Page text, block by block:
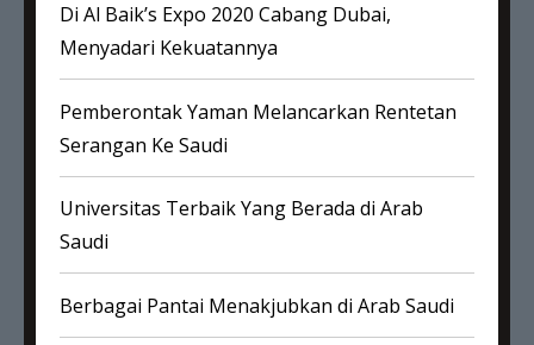
Di Al Baik’s Expo 2020 Cabang Dubai,
Menyadari Kekuatannya
Pemberontak Yaman Melancarkan Rentetan
Serangan Ke Saudi
Universitas Terbaik Yang Berada di Arab
Saudi
Berbagai Pantai Menakjubkan di Arab Saudi